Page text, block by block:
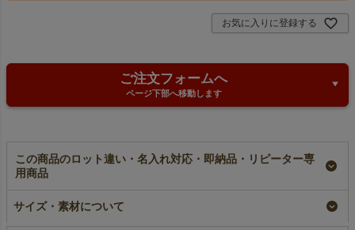
お気に入りに登録する
ご注文フォームへ
ページ下部へ移動します
この商品のロット違い・名入れ対応・即納品・リピーター専
用商品
織布製平袋（中）極厚
厚手《40g》｜100枚
サイズ・素材について